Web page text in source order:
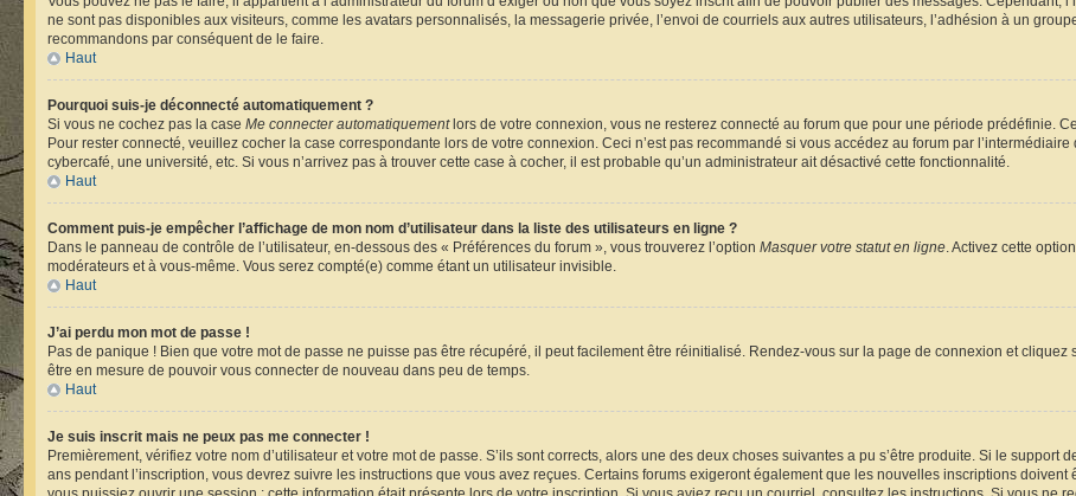
ne sont pas disponibles aux visiteurs, comme les avatars personnalisés, la messagerie privée, l’envoi de courriels aux autres utilisateurs, l’adhésion à un
recommandons par conséquent de le faire.
Haut
Pourquoi suis-je déconnecté automatiquement ?
Si vous ne cochez pas la case Me connecter automatiquementlors de votre connexion, vous ne resterez connecté au forum que pour une période prédéfinie.
Pour rester connecté, veuillez cocher la case correspondante lors de votre connexion. Ceci n’est pas recommandé si vous accédez au forum par
cybercafé, une université, etc. Si vous n’arrivez pas à trouver cette case à cocher, il est probable qu’un administrateur ait désactivé cette fonctionnalité.
Haut
Comment puis-je empêcher l’affichage de mon nom d’utilisateur dans la liste des utilisateurs en ligne ?
Dans le panneau de contrôle de l’utilisateur, en-dessous des « Préférences du forum », vous trouverez l’option Masquer votre statut en ligne. Activez cette
modérateurs et à vous-même. Vous serez compté(e) comme étant un utilisateur invisible.
Haut
J’ai perdu mon mot de passe !
Pas de panique ! Bien que votre mot de passe ne puisse pas être récupéré, il peut facilement être réinitialisé. Rendez-vous sur la page de connexion et cliquez
être en mesure de pouvoir vous connecter de nouveau dans peu de temps.
Haut
Je suis inscrit mais ne peux pas me connecter !
Premièrement, vérifiez votre nom d’utilisateur et votre mot de passe. S’ils sont corrects, alors une des deux choses suivantes a pu s’être produite. Si le support
ans pendant l’inscription, vous devrez suivre les instructions que vous avez reçues. Certains forums exigeront également que les nouvelles inscriptions